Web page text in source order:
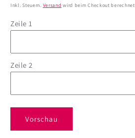
Inkl. Steuern. Versand wird beim Checkout berechnet
Zeile 1
Zeile 2
Vorschau